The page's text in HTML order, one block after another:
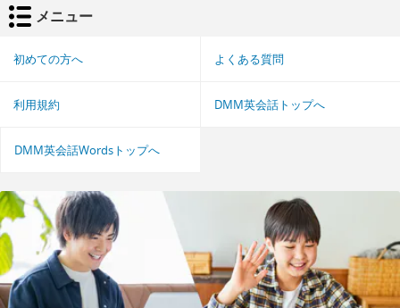
メニュー
初めての方へ よくある質問
利用規約 DMM英会話トップへ
DMM英会話Wordsトップへ